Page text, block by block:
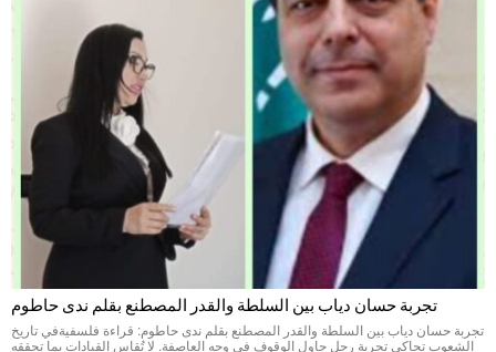
تجربة حسان دياب بين السلطة والقدر المصطنع بقلم ندى حاطوم
تجربة حسان دياب بين السلطة والقدر المصطنع بقلم ندى حاطوم: قراءة فلسفيةفي تاريخ
الشعوب تحاكي تجربة رجلٍ حاول الوقوف في وجه العاصفة. لا تُقاس القيادات بما تحققه